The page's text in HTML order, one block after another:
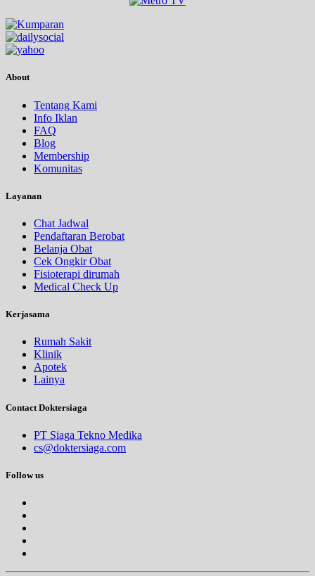
About
Tentang Kami
Info Iklan
FAQ
Blog
Membership
Komunitas
Layanan
Chat Jadwal
Pendaftaran Berobat
Belanja Obat
Cek Ongkir Obat
Fisioterapi dirumah
Medical Check Up
Kerjasama
Rumah Sakit
Klinik
Apotek
Lainya
Contact Doktersiaga
PT Siaga Tekno Medika
cs@doktersiaga.com
Follow us